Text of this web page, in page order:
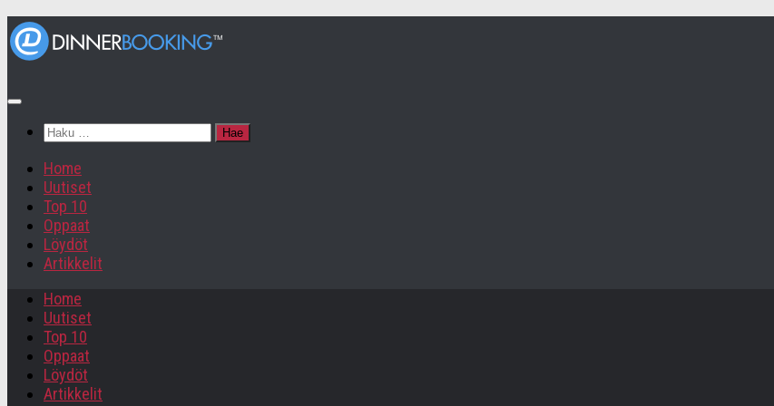
Haku:
Home
Uutiset
Top 10
Oppaat
Löydöt
Artikkelit
Home
Uutiset
Top 10
Oppaat
Löydöt
Artikkelit